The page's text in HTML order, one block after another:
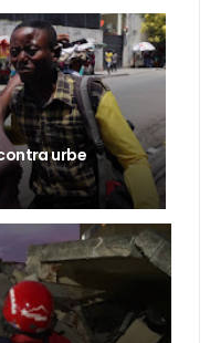
urbe